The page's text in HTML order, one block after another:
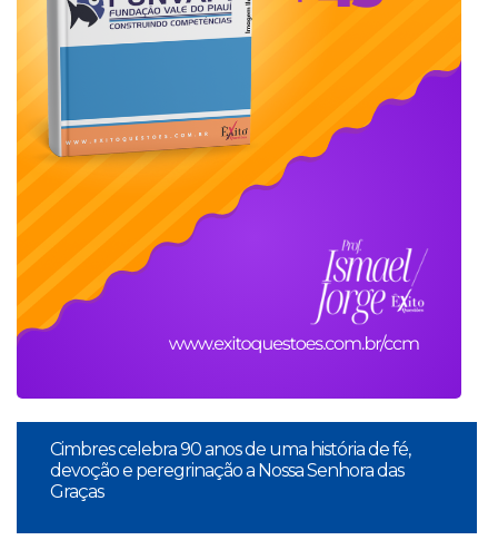
Cimbres celebra 90 anos de uma história de fé,
devoção e peregrinação a Nossa Senhora das
Graças